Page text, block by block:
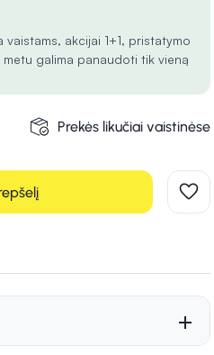
akcijai 1+1, pristatymo
galima panaudoti tik vieną
Prekės likučiai vaistinėse